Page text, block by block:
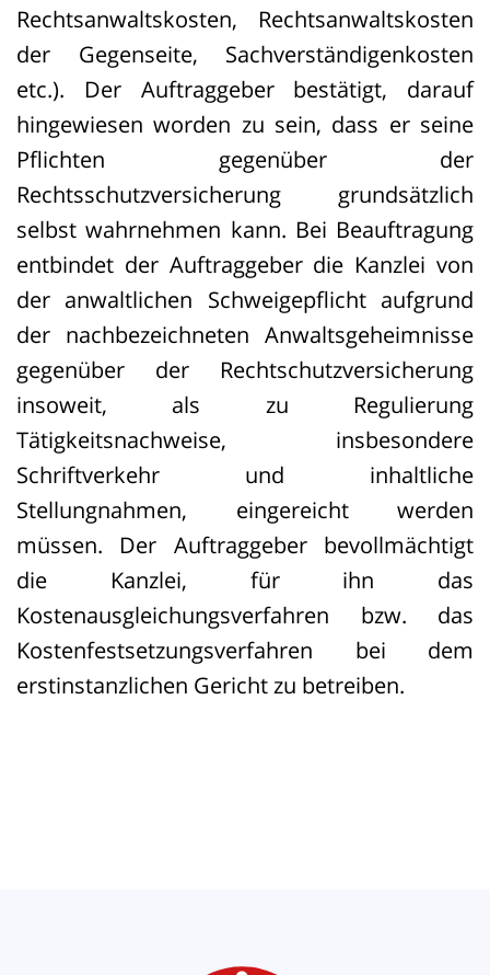
Rechtsanwaltskosten, Rechtsanwaltskosten
der Gegenseite, Sachverständigenkosten
etc.). Der Auftraggeber bestätigt, darauf
hingewiesen worden zu sein, dass er seine
Pflichten gegenüber der
Rechtsschutzversicherung grundsätzlich
selbst wahrnehmen kann. Bei Beauftragung
entbindet der Auftraggeber die Kanzlei von
der anwaltlichen Schweigepflicht aufgrund
der nachbezeichneten Anwaltsgeheimnisse
gegenüber der Rechtschutzversicherung
insoweit, als zu Regulierung
Tätigkeitsnachweise, insbesondere
Schriftverkehr und inhaltliche
Stellungnahmen, eingereicht werden
müssen. Der Auftraggeber bevollmächtigt
die Kanzlei, für ihn das
Kostenausgleichungsverfahren bzw. das
Kostenfestsetzungsverfahren bei dem
erstinstanzlichen Gericht zu betreiben.